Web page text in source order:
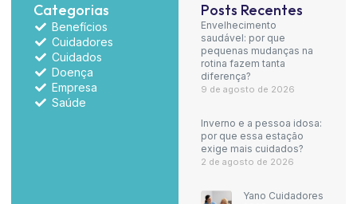
Categorias
Benefícios
Cuidadores
Cuidados
Doença
Empresa
Saúde
Posts Recentes
Envelhecimento
saudável: por que
pequenas mudanças na
rotina fazem tanta
diferença?
9 de agosto de 2026
Inverno e a pessoa idosa:
por que essa estação
exige mais cuidados?
2 de agosto de 2026
Yano Cuidadores